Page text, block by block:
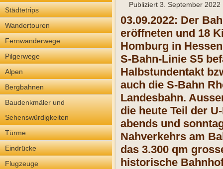
Städtetrips
Wandertouren
Fernwanderwege
Pilgerwege
Alpen
Bergbahnen
Baudenkmäler und
Sehenswürdigkeiten
Türme
Eindrücke
Flugzeuge
Publiziert 3. September 2022
03.09.2022: Der
eröffneten und 18
Homburg in
S-Bahn-Linie S5
Halbstundentakt
auch die S-Bahn
Landesbahn.
die heute Teil der
abends und
Nahverkehrs am
das 3.300 qm
historische